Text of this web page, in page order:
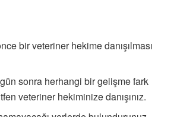
bir veteriner hekime danışılması
sonra herhangi bir gelişme fark
veteriner hekiminize danışınız.